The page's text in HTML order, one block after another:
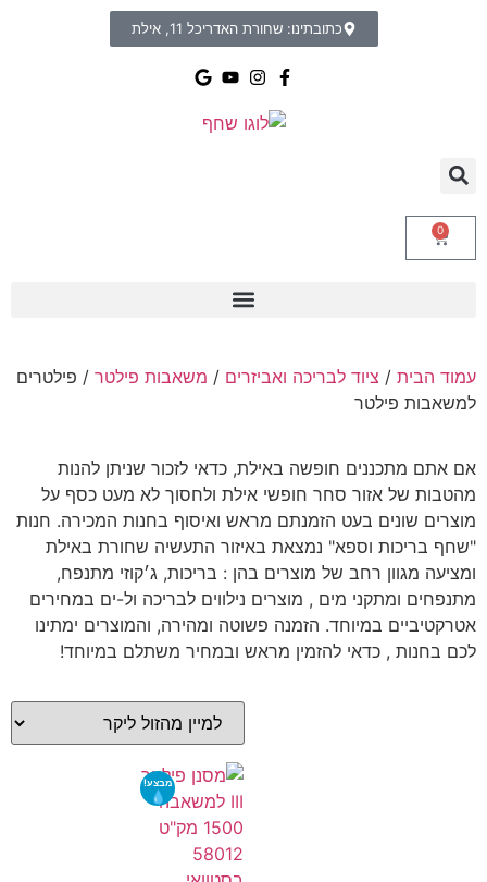
כתובתינו: שחורת האדריכל 11, אילת
0
עמוד הבית / ציוד לבריכה ואביזרים / משאבות פילטר / פילטרים
למשאבות פילטר
אם אתם מתכננים חופשה באילת, כדאי לזכור שניתן להנות
מהטבות של אזור סחר חופשי אילת ולחסוך לא מעט כסף על
מוצרים שונים בעט הזמנתם מראש ואיסוף בחנות המכירה. חנות
"שחף בריכות וספא" נמצאת באיזור התעשיה שחורת באילת
ומציעה מגוון רחב של מוצרים בהן : בריכות, ג׳קוזי מתנפח,
מתנפחים ומתקני מים , מוצרים נילווים לבריכה ול-ים במחירים
אטרקטיביים במיוחד. הזמנה פשוטה ומהירה, והמוצרים ימתינו
לכם בחנות , כדאי להזמין מראש ובמחיר משתלם במיוחד!
מבצע!